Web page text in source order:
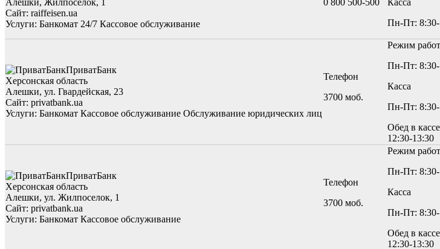
Сайт: raiffeisen.ua
Услуги: Банкомат 24/7 Кассовое обслуживание
Пн-Пт: 8:30-
ПриватБанк
Херсонская область
Алешки, ул. Гвардейская, 23
Сайт: privatbank.ua
Услуги: Банкомат Кассовое обслуживание Обслуживание юридических лиц
Телефон
3700 моб.
Режим
Пн-Пт: 8:30-
Касса
Пн-Пт: 8:30-
Обед в кассе
12:30-13:30
ПриватБанк
Херсонская область
Алешки, ул. Жилпоселок, 1
Сайт: privatbank.ua
Услуги: Банкомат Кассовое обслуживание
Телефон
3700 моб.
Режим
Пн-Пт: 8:30-
Касса
Пн-Пт: 8:30-
Обед в кассе
12:30-13:30